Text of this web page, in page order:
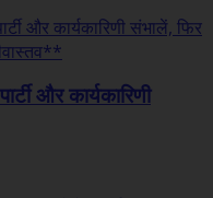
और कार्यकारिणी